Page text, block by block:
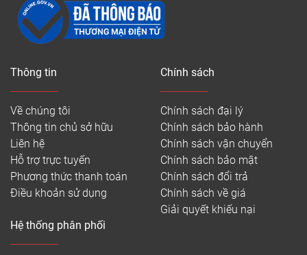
Thông tin
Về chúng tôi
Thông tin chủ sở hữu
Liên hệ
Hỗ trợ trực tuyến
Phương thức thanh toán
Điều khoản sử dụng
Chính sách
Chính sách đại lý
Chính sách bảo hành
Chính sách vận chuyển
Chính sách bảo mật
Chính sách đổi trả
Chính sách về giá
Giải quyết khiếu nại
Hệ thống phân phối